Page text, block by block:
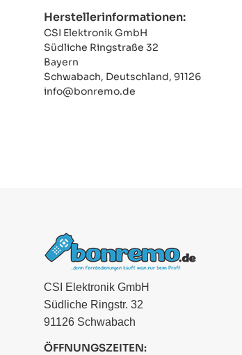
Herstellerinformationen:
CSI Elektronik GmbH
Südliche Ringstraße 32
Bayern
Schwabach, Deutschland, 91126
info@bonremo.de
CSI Elektronik GmbH
Südliche Ringstr. 32
91126 Schwabach
ÖFFNUNGSZEITEN: